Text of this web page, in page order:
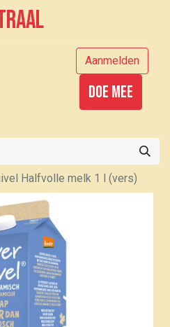
Aanmelden
Doe mee
Halfvolle melk 1 l (vers)